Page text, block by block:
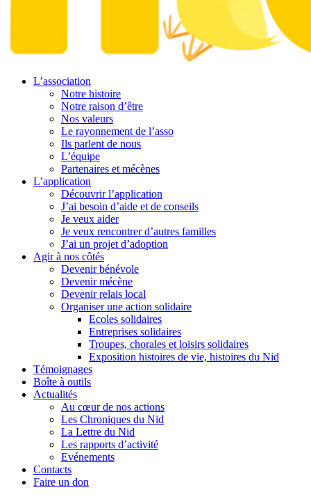
L’association
Notre histoire
Notre raison d’être
Nos valeurs
Le rayonnement de l’asso
Ils parlent de nous
L’équipe
Partenaires et mécènes
L’application
Découvrir l’application
J’ai besoin d’aide et de conseils
Je veux aider
Je veux rencontrer d’autres familles
J’ai un projet d’adoption
Agir à nos côtés
Devenir bénévole
Devenir mécène
Devenir relais local
Organiser une action solidaire
Ecoles solidaires
Entreprises solidaires
Troupes, chorales et loisirs solidaires
Exposition histoires de vie, histoires du Nid
Témoignages
Boîte à outils
Actualités
Au cœur de nos actions
Les Chroniques du Nid
La Lettre du Nid
Les rapports d’activité
Evénements
Contacts
Faire un don